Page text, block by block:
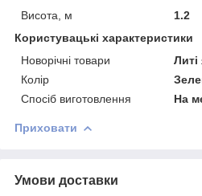
Висота, м
1.2
Користувацькi характеристики
Новорічні товари
Литі
Колір
Спосіб виготовлення
На
Приховати
Умови доставки